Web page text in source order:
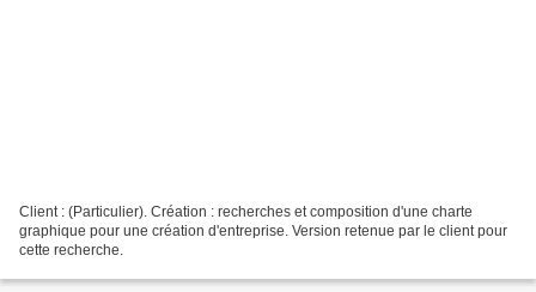
Client : (Particulier). Création : recherches et composition d'une charte
graphique pour une création d'entreprise. Version retenue par le client pour
cette recherche.